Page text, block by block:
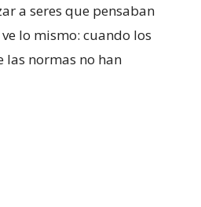
a seres que pensaban
lo mismo: cuando los
las normas no han